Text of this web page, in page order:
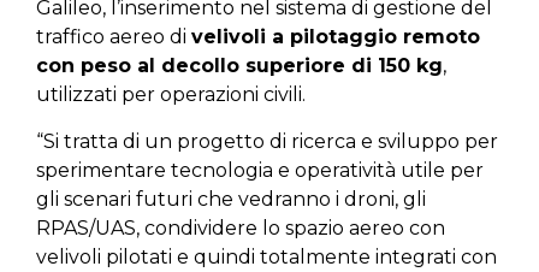
Galileo, l’inserimento nel sistema di gestione del
traffico aereo di velivoli a pilotaggio remoto
con peso al decollo superiore di 150 kg,
utilizzati per operazioni civili.
“Si tratta di un progetto di ricerca e sviluppo per
sperimentare tecnologia e operatività utile per
gli scenari futuri che vedranno i droni, gli
RPAS/UAS, condividere lo spazio aereo con
velivoli pilotati e quindi totalmente integrati con